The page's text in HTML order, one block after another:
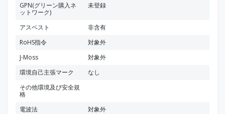
GPN(グリーン購入ネ
ットワーク)
未登録
アスベスト
非含有
RoHS指令
対象外
J-Moss
対象外
環境自己主張マーク
なし
その他環境及び安全規
格
電波法
対象外